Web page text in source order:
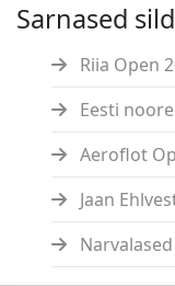
Sarnased
Riia Open
Eesti
Aeroflot
Jaan